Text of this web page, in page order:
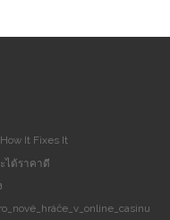
It Fixes It
ได้ราคาดี